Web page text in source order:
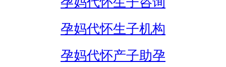
孕妈代怀生子机构
孕妈代怀产子助孕